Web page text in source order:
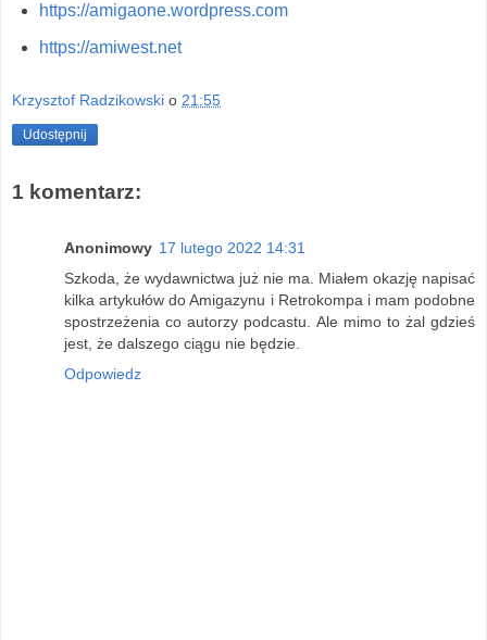
https://amigaone.wordpress.com
https://amiwest.net
Krzysztof Radzikowski o 21:55
Udostępnij
1 komentarz:
Anonimowy 17 lutego 2022 14:31
Szkoda, że wydawnictwa już nie ma. Miałem okazję napisać
kilka artykułów do Amigazynu i Retrokompa i mam podobne
spostrzeżenia co autorzy podcastu. Ale mimo to żal gdzieś
jest, że dalszego ciągu nie będzie.
Odpowiedz